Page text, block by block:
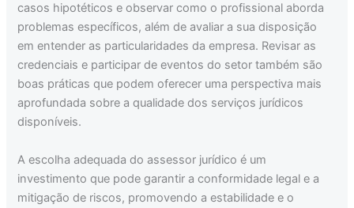
casos hipotéticos e observar como o profissional aborda
problemas específicos, além de avaliar a sua disposição
em entender as particularidades da empresa. Revisar as
credenciais e participar de eventos do setor também são
boas práticas que podem oferecer uma perspectiva mais
aprofundada sobre a qualidade dos serviços jurídicos
disponíveis.
A escolha adequada do assessor jurídico é um
investimento que pode garantir a conformidade legal e a
mitigação de riscos, promovendo a estabilidade e o